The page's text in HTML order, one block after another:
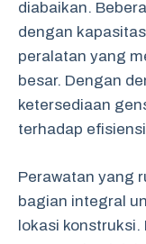
diabaikan.
dengan
peralatan yang
besar. Dengan
ketersediaan
terhadap
Perawatan yang
bagian integral
lokasi konstruksi.